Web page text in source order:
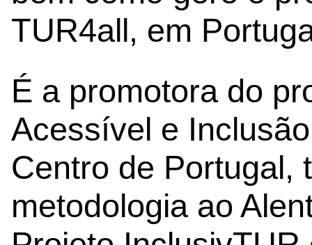
TUR4all, em
É a promotora do
Acessível e
Centro de Portugal,
metodologia ao